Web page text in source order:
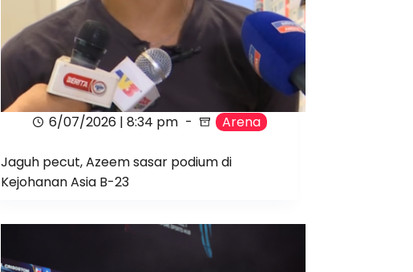
6/07/2026 | 8:34 pm Arena
Jaguh pecut, Azeem sasar podium di
Kejohanan Asia B-23